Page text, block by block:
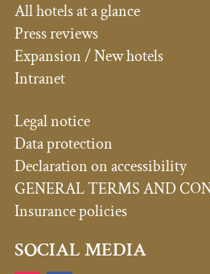
All hotels at a glance
Press reviews
Expansion / New hotels
Intranet
Legal notice
Data protection
Declaration on accessibility
GENERAL TERMS AND
Insurance policies
SOCIAL MEDIA